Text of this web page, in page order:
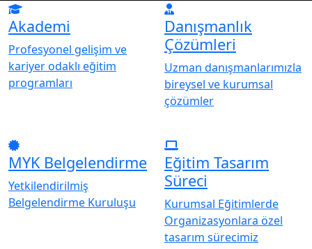
Akademi
Profesyonel gelişim ve
kariyer odaklı eğitim
programları
Danışmanlık
Çözümleri
Uzman danışmanlarımızla
bireysel ve kurumsal
çözümler
MYK Belgelendirme
Yetkilendirilmiş
Belgelendirme Kuruluşu
Eğitim Tasarım
Süreci
Kurumsal Eğitimlerde
Organizasyonlara özel
tasarım sürecimiz